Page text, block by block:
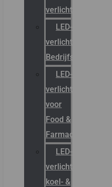
verlichting
LED-
verlichting
Bedrijfshal
LED-
verlichting
voor
Food &
Farmacie
LED-
verlichting
koel- &